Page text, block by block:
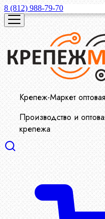
8 (812) 988-79-70
Крепеж-Маркет
Производство и
крепежа